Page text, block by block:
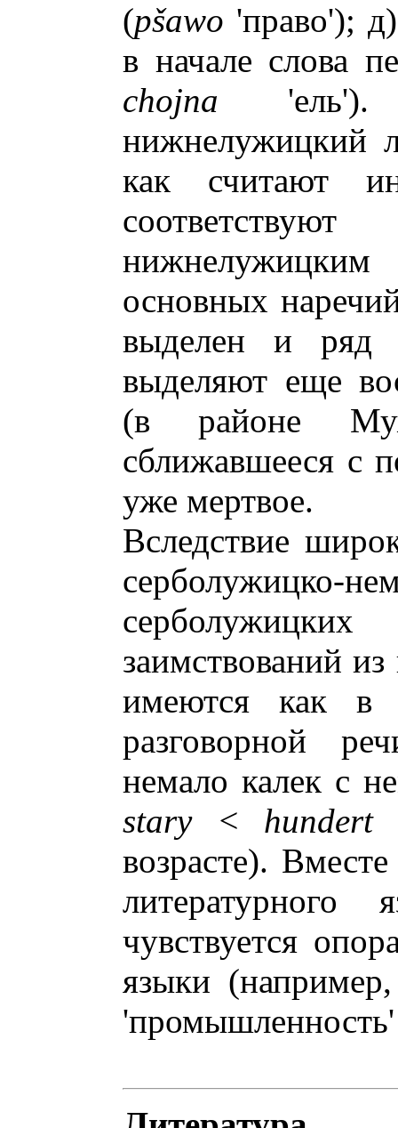
(pšawo 'право');
в начале слова
chojna 'ель').
нижнелужицкий
как считают
основных
выделен и ряд
выделяют еще
(в районе
сближавшееся с
уже мертвое.
Вследствие
серболужицко-
заимствований
имеются как в
разговорной
немало калек с
stary < hundert
возрасте).
чувствуется
языки